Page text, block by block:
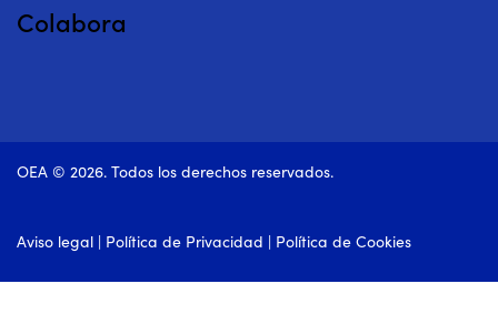
Colabora
OEA © 2026. Todos los derechos reservados.
Aviso legal | Política de Privacidad | Política de Cookies